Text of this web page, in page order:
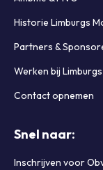
Historie Limburgs
Partners &
Werken bij
Contact opnemen
Snel naar:
Inschrijven voor